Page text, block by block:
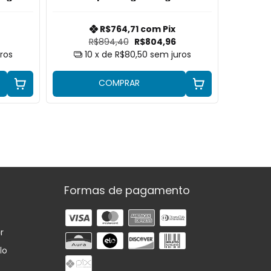
R$894,40 R$804,96
R$764,71 com Pix
10 x de R$80,50 sem juros
COMPRAR
Formas de pagamento